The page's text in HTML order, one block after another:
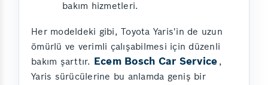
bakım hizmetleri.
Her modeldeki gibi, Toyota Yaris'in de uzun
ömürlü ve verimli çalışabilmesi için düzenli
bakım şarttır. Ecem Bosch Car Service ,
Yaris sürücülerine bu anlamda geniş bir